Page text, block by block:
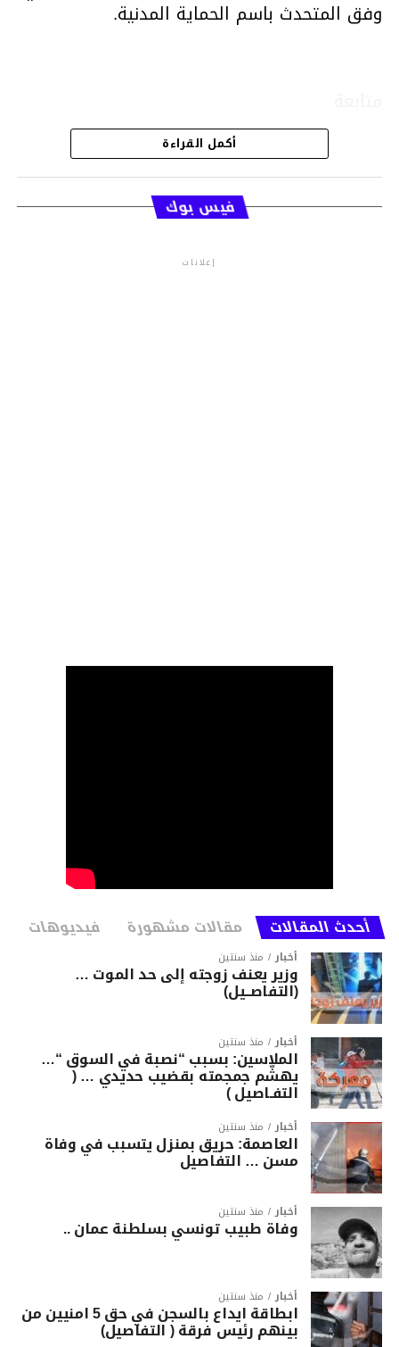
وفق المتحدث باسم الحماية المدنية.
قسم الاخبار
أكمل القراءة
فيس بوك
إعلانات
أحدث المقالات مقالات مشهورة فيديوهات
أخبار منذ سنتين
وزير يعنف زوجته إلى حد الموت …
(التفاصــيل)
أخبار منذ سنتين
الملاسين: بسبب “نصبة في السوق “…
يهشّم جمجمته بقضيب حديدي … (
التفـاصيل )
أخبار منذ سنتين
العاصمة: حريق بمنزل يتسبب في وفاة
مسن … التفاصيل
أخبار منذ سنتين
وفاة طبيب تونسي بسلطنة عمان ..
أخبار منذ سنتين
ابطاقة ايداع بالسجن في حق 5 امنيين من
بينهم رئيس فرقة ( التفاصيل)